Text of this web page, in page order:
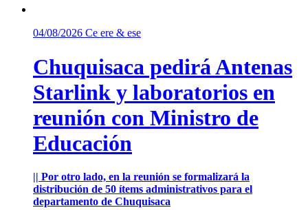
04/08/2026 Ce ere & ese
Chuquisaca pedirá Antenas
Starlink y laboratorios en
reunión con Ministro de
Educación
|| Por otro lado, en la reunión se formalizará la
distribución de 50 ítems administrativos para el
departamento de Chuquisaca